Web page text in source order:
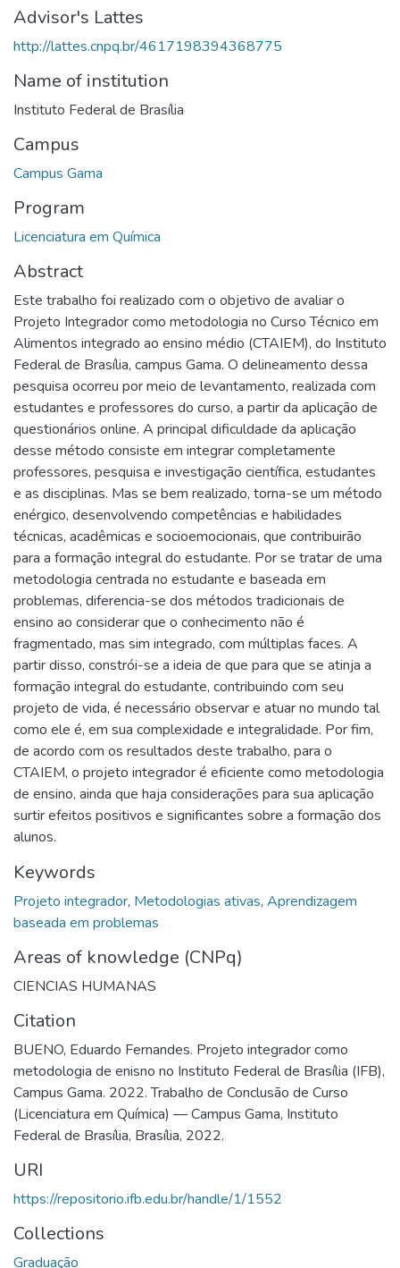
Advisor's Lattes
http://lattes.cnpq.br/4617198394368775
Name of institution
Instituto Federal de Brasília
Campus
Campus Gama
Program
Licenciatura em Química
Abstract
Este trabalho foi realizado com o objetivo de avaliar o
Projeto Integrador como metodologia no Curso Técnico em
Alimentos integrado ao ensino médio (CTAIEM), do Instituto
Federal de Brasília, campus Gama. O delineamento dessa
pesquisa ocorreu por meio de levantamento, realizada com
estudantes e professores do curso, a partir da aplicação de
questionários online. A principal dificuldade da aplicação
desse método consiste em integrar completamente
professores, pesquisa e investigação científica, estudantes
e as disciplinas. Mas se bem realizado, torna-se um método
enérgico, desenvolvendo competências e habilidades
técnicas, acadêmicas e socioemocionais, que contribuirão
para a formação integral do estudante. Por se tratar de uma
metodologia centrada no estudante e baseada em
problemas, diferencia-se dos métodos tradicionais de
ensino ao considerar que o conhecimento não é
fragmentado, mas sim integrado, com múltiplas faces. A
partir disso, constrói-se a ideia de que para que se atinja a
formação integral do estudante, contribuindo com seu
projeto de vida, é necessário observar e atuar no mundo tal
como ele é, em sua complexidade e integralidade. Por fim,
de acordo com os resultados deste trabalho, para o
CTAIEM, o projeto integrador é eficiente como metodologia
de ensino, ainda que haja considerações para sua aplicação
surtir efeitos positivos e significantes sobre a formação dos
alunos.
Keywords
Projeto integrador, Metodologias ativas, Aprendizagem
baseada em problemas
Areas of knowledge (CNPq)
CIENCIAS HUMANAS
Citation
BUENO, Eduardo Fernandes. Projeto integrador como
metodologia de enisno no Instituto Federal de Brasília (IFB),
Campus Gama. 2022. Trabalho de Conclusão de Curso
(Licenciatura em Química) — Campus Gama, Instituto
Federal de Brasília, Brasília, 2022.
URI
https://repositorio.ifb.edu.br/handle/1/1552
Collections
Graduação